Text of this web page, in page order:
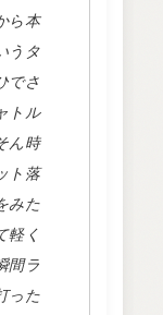
ら本
うタ
でさ
トル
ん時
ト落
みた
軽く
間ラ
った